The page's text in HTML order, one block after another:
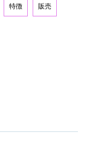
特徴 販売